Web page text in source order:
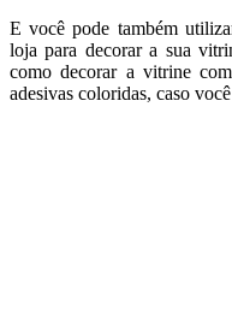
E você pode também
loja para decorar a sua
como decorar a vitrine
adesivas coloridas, caso